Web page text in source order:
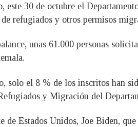
este 30 de octubre el
refugiados y otros permisos
unas 61.000 personas
solo el 8 % de los inscritos han
y Migración del
de Estados Unidos, Joe Biden,